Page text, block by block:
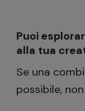
Puoi
alla tua
Se una
possibile,